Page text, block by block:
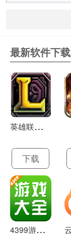
最新软件下载
英
雄联盟LOL 13.21
下载
4
399游戏盒 官方下载 7.9.1